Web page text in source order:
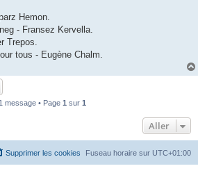
Hemon.
- Fransez Kervella.
Trepos.
tous - Eugène Chalm.
1 message • Page 1 sur 1
Aller
Fuseau horaire sur UTC+01:00
Supprimer les cookies